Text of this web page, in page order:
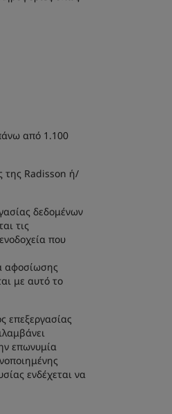
από 1.100
της Radisson ή/
δεδομένων
τις
που
αφοσίωσης
με αυτό το
επεξεργασίας
επωνυμία
ενδέχεται να